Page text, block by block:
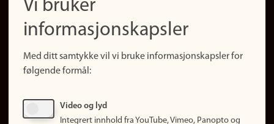
(no)
Finn forsker
Presse
Finn studier
Ledige stillinger
Vi bruker
informasjonskapsler
Med ditt samtykke vil vi bruke informasjonskapsler for
følgende formål:
Video og lyd
Integrert innhold fra YouTube, Vimeo, Panopto og